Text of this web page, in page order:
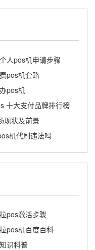
人pos机申请步骤
pos机套路
pos机
十大支付品牌排行榜
现状及前景
机代刷违法吗
pos激活步骤
pos机百度百科
识科普